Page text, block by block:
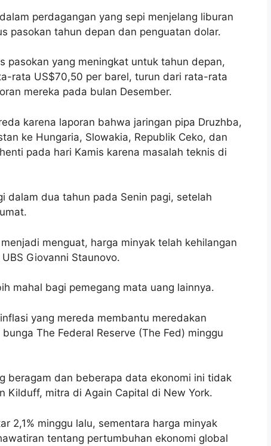
perdagangan yang sepi menjelang liburan
pasokan tahun depan dan penguatan dolar.
pasokan yang meningkat untuk tahun depan,
rata US$70,50 per barel, turun dari rata-rata
mereka pada bulan Desember.
karena laporan bahwa jaringan pipa Druzhba,
ke Hungaria, Slowakia, Republik Ceko, dan
pada hari Kamis karena masalah teknis di
dalam dua tahun pada Senin pagi, setelah
menguat, harga minyak telah kehilangan
Giovanni Staunovo.
mahal bagi pemegang mata uang lainnya.
yang mereda membantu meredakan
The Federal Reserve (The Fed) minggu
beragam dan beberapa data ekonomi ini tidak
Kilduff, mitra di Again Capital di New York.
2,1% minggu lalu, sementara harga minyak
tentang pertumbuhan ekonomi global